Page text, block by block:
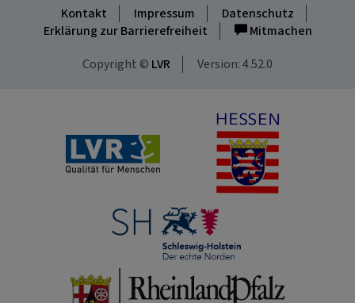
Kontakt Impressum
Datenschutz
Erklärung zur Barrierefreiheit
Mitmachen
Copyright © LVR Version: 4.52.0